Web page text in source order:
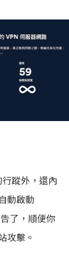
蹤外，還內
動啟動
了，順便你
攻擊。